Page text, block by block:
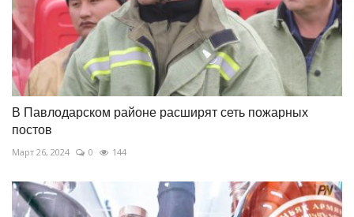
В Павлодарском районе расширят сеть пожарных
постов
Март 26, 2024 0 144